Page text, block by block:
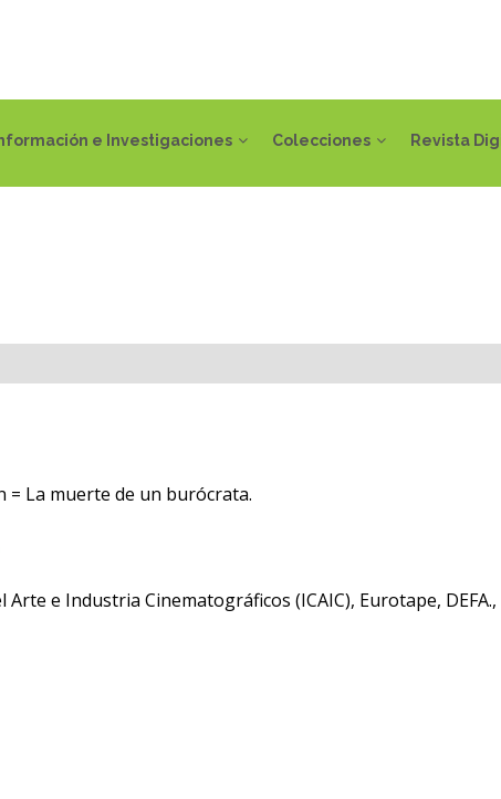
e Investigaciones Colecciones Revista
= La muerte de un burócrata.
e Industria Cinematográficos (ICAIC), Eurotape, DEFA.,